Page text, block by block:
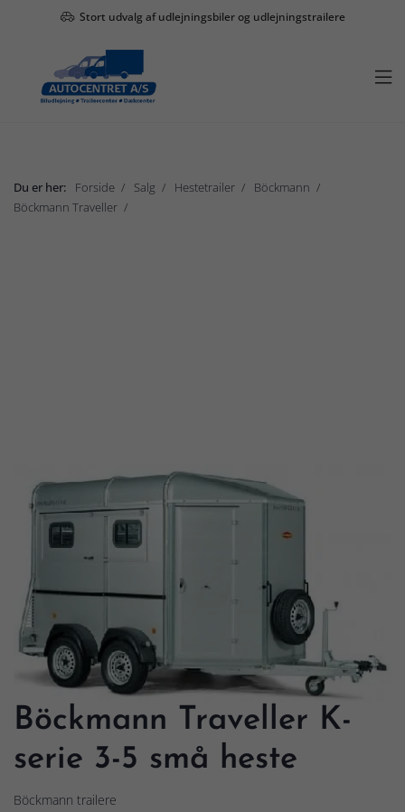
Stort udvalg af udlejningsbiler og udlejningstrailere

Du er her: Forside Salg Hestetrailer
Böckmann
Böckmann Traveller
Böckmann Traveller K-
serie 3-5 små heste
Böckmann trailere